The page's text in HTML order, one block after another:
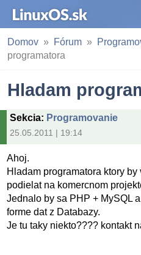
Domov Fórum
programatora
Hladam
Sekcia: Programovanie
25.05.2011 | 19:14
Ahoj.
Hladam programatora ktory
podielat na komercnom
Jednalo by sa PHP + MySQL
forme dat z Databazy.
Je tu taky niekto???? kontakt